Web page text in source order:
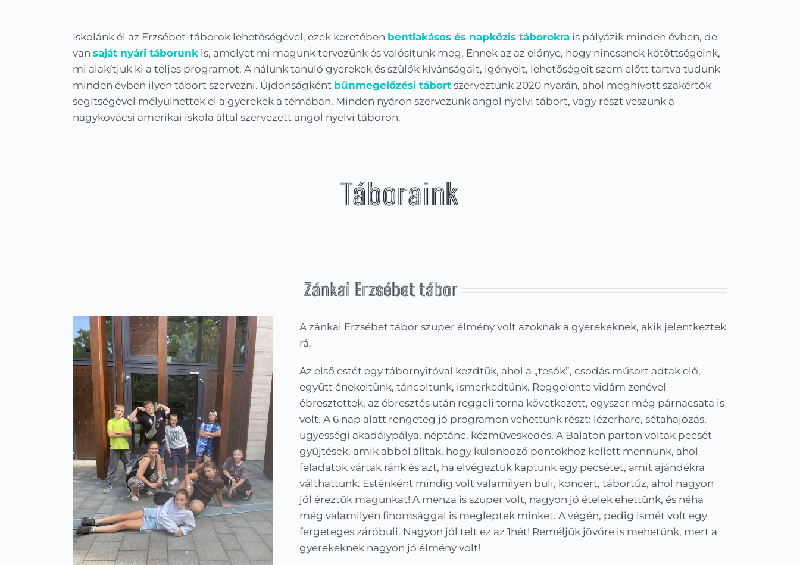
Iskolánk él az Erzsébet-táborok lehetőségével, ezek keretében bentlakásos és napközis táborokrais pályázik minden évben, de
van saját nyári táborunkis, amelyet mi magunk tervezünk és valósítunk meg. Ennek az az előnye, hogy nincsenek kötöttségeink,
mi alakítjuk ki a teljes programot. A nálunk tanuló gyerekek és szülők kívánságait, igényeit, lehetőségeit szem előtt tartva tudunk
minden évben ilyen tábort szervezni. Újdonságként bűnmegelőzési tábortszerveztünk 2020 nyarán, ahol meghívott szakértők
segítségével mélyülhettek el a gyerekek a témában. Minden nyáron szervezünk angol nyelvi tábort, vagy részt veszünk a
nagykovácsi amerikai iskola által szervezett angol nyelvi táboron.
Táboraink
Zánkai Erzsébet tábor
A zánkai Erzsébet tábor szuper élmény volt azoknak a gyerekeknek, akik jelentkeztek
rá.
Az első estét egy tábornyitóval kezdtük, ahol a „tesók”, csodás műsort adtak elő,
együtt énekeltünk, táncoltunk, ismerkedtünk. Reggelente vidám zenével
ébresztettek, az ébresztés után reggeli torna következett, egyszer még párnacsata is
volt. A 6 nap alatt rengeteg jó programon vehettünk részt: lézerharc, sétahajózás,
ügyességi akadálypálya, néptánc, kézműveskedés. A Balaton parton voltak pecsét
gyűjtések, amik abból álltak, hogy különböző pontokhoz kellett mennünk, ahol
feladatok vártak ránk és azt, ha elvégeztük kaptunk egy pecsétet, amit ajándékra
válthattunk. Esténként mindig volt valamilyen buli, koncert, tábortűz, ahol nagyon
jól éreztük magunkat! A menza is szuper volt, nagyon jó ételek ehettünk, és néha
még valamilyen finomsággal is megleptek minket. A végén, pedig ismét volt egy
fergeteges záróbuli. Nagyon jól telt ez az 1hét! Reméljük jövőre is mehetünk, mert a
gyerekeknek nagyon jó élmény volt!